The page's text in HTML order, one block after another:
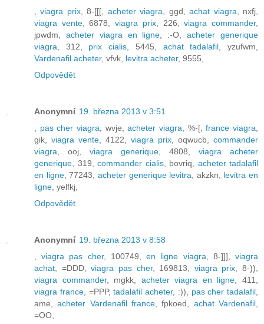
,viagra prix, 8-[[[, acheter viagra , ggd,achat viagra , nxfj,
viagra vente, 6878,viagra prix, 226,viagra commander,
jpwdm, acheter viagra en ligne , :-O,acheter generique
viagra , 312, prix cialis , 5445, achat tadalafil , yzufwm,
Vardenafil acheter, vfvk, levitra acheter, 9555,
Odpovědět
Anonymní 19. března 2013 v 3:51
pas cher viagra , wvje,acheter viagra , %-[,france viagra
gik, viagra vente , 4122, viagra prix , oqwucb, commander
viagra , ooj, viagra generique , 4808, viagra acheter
generique , 319, commander cialis, bovriq, acheter tadalafil
en ligne, 77243, acheter generique levitra , akzkn, levitra en
ligne , yelfkj,
Odpovědět
Anonymní 19. března 2013 v 8:58
,viagra pas cher, 100749,en ligne viagra , 8-]]],viagra
achat , =DDD,viagra pas cher, 169813, viagra prix , 8-)),
viagra commander, mgkk, acheter viagra en ligne , 411,
viagra france, =PPP,tadalafil acheter, :)), pas cher tadalafil
ame,acheter Vardenafil france , fpkoed, achat Vardenafil
=OO,